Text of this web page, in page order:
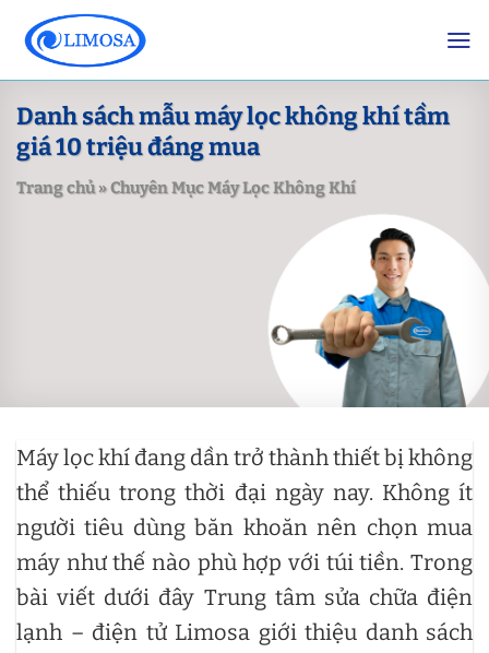
content
Danh sách mẫu máy lọc không khí tầm
giá 10 triệu đáng mua
Trang chủ»Chuyên Mục Máy Lọc Không Khí
Máy lọc khí đang dần trở thành thiết bị không
thể thiếu trong thời đại ngày nay. Không ít
người tiêu dùng băn khoăn nên chọn mua
máy như thế nào phù hợp với túi tiền. Trong
bài viết dưới đây Trung tâm sửa chữa điện
lạnh – điện tử Limosa giới thiệu danh sách